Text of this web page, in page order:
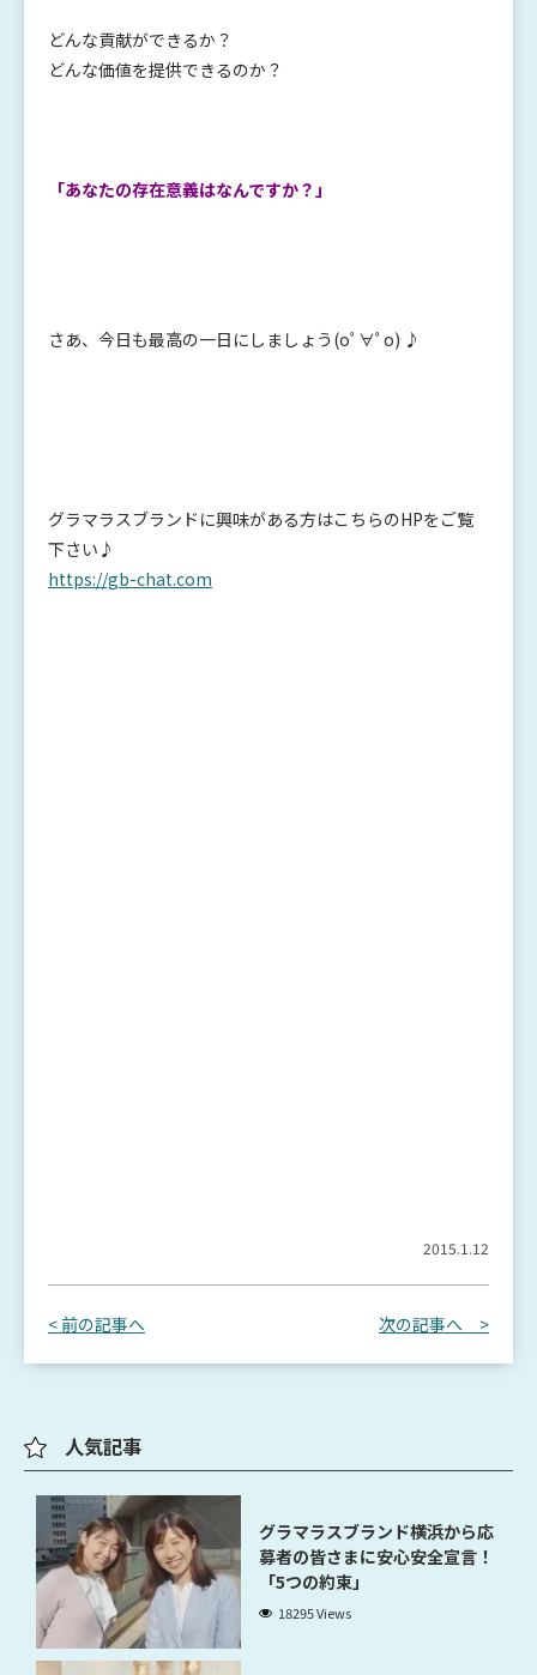
どんな貢献ができるか？
どんな価値を提供できるのか？
「あなたの存在意義はなんですか？」
さあ、今日も最高の一日にしましょう(oﾟ∀ﾟo) ♪
グラマラスブランドに興味がある方はこちらのHPをご覧
下さい♪
https://gb-chat.com
2015.1.12
< 前の記事へ 次の記事へ >
人気記事
グラマラスブランド横浜から応
募者の皆さまに安心安全宣言！
「5つの約束」
18295 Views